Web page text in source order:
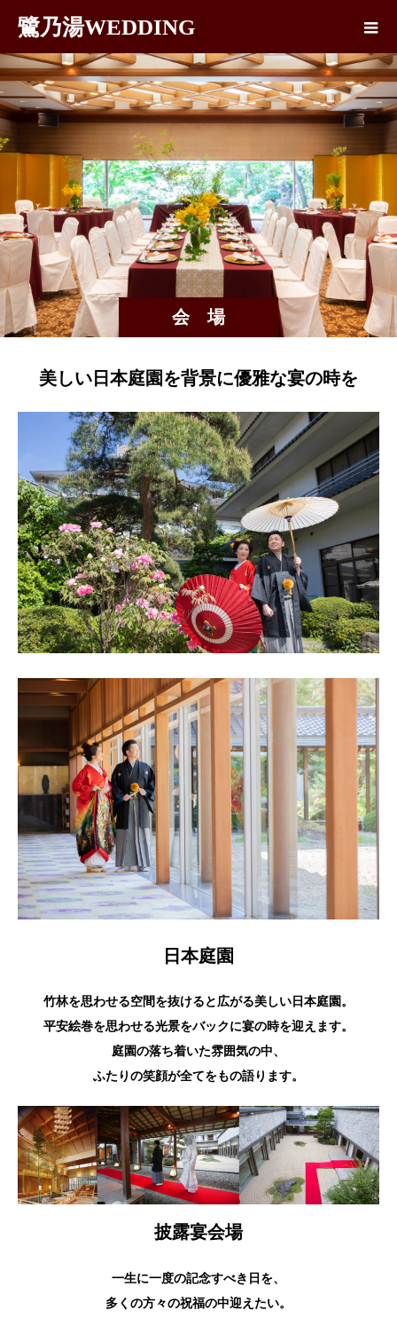
鷺乃湯WEDDING
会 場
美しい日本庭園を背景に優雅な宴の時を
日本庭園
竹林を思わせる空間を抜けると広がる美しい日本庭園。
平安絵巻を思わせる光景をバックに宴の時を迎えます。
庭園の落ち着いた雰囲気の中、
ふたりの笑顔が全てをもの語ります。
披露宴会場
一生に一度の記念すべき日を、
多くの方々の祝福の中迎えたい。